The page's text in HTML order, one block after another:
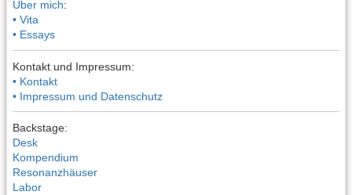
Über mich:
• Vita
• Essays
Kontakt und Impressum:
• Kontakt
• Impressum und Datenschutz
Backstage:
Desk
Kompendium
Resonanzhäuser
Labor